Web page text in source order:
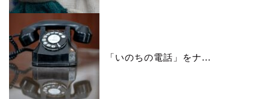
「いのちの電話」をナ...